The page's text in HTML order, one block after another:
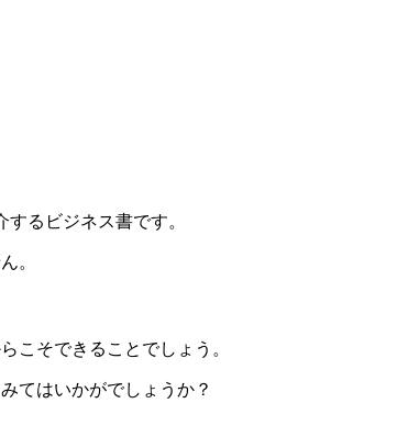
るビジネス書です。
。
こそできることでしょう。
てはいかがでしょうか？